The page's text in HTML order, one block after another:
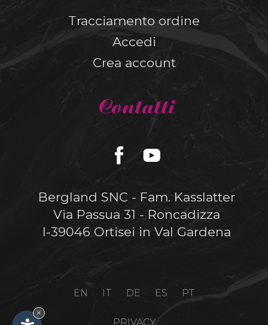
Tracciamento ordine
Accedi
Crea account
Contatti
Bergland SNC - Fam. Kasslatter
Via Passua 31 - Roncadizza
I-39046 Ortisei in Val Gardena
EN IT DE ES PT
PRIVACY
×